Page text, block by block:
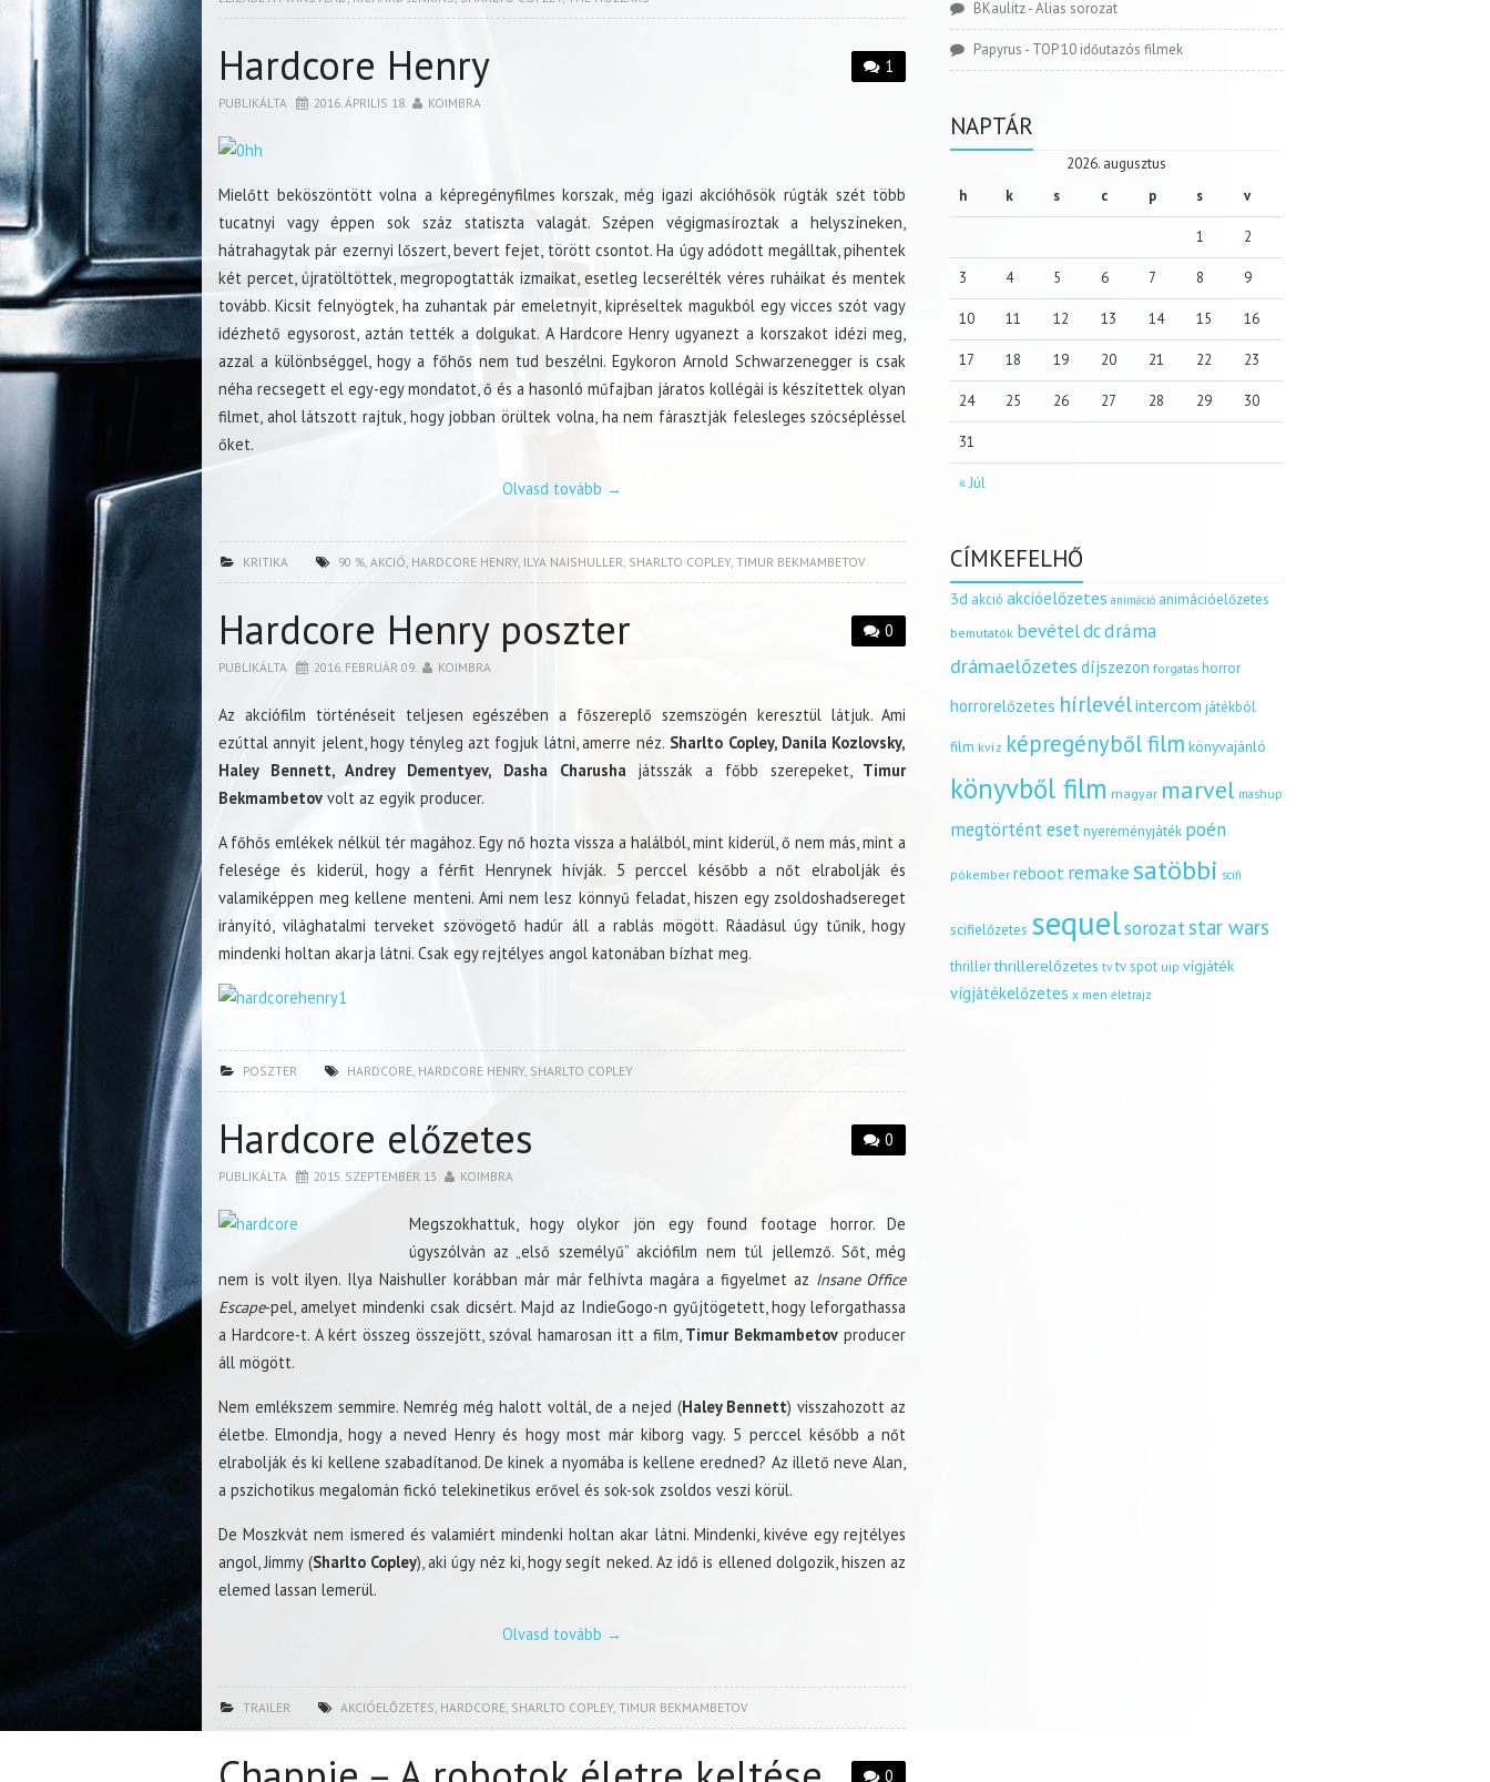
1
Hardcore Henry
PUBLIKÁLTA 2016. ÁPRILIS 18. KOIMBRA
Mielőtt beköszöntött volna a képregényfilmes korszak, még igazi akcióhősök rúgták szét több
tucatnyi vagy éppen sok száz statiszta valagát. Szépen végigmasíroztak a helyszíneken,
hátrahagytak pár ezernyi lőszert, bevert fejet, törött csontot. Ha úgy adódott megálltak, pihentek
két percet, újratöltöttek, megropogtatták izmaikat, esetleg lecserélték véres ruháikat és mentek
tovább. Kicsit felnyögtek, ha zuhantak pár emeletnyit, kipréseltek magukból egy vicces szót vagy
idézhető egysorost, aztán tették a dolgukat. A Hardcore Henry ugyanezt a korszakot idézi meg,
azzal a különbséggel, hogy a főhős nem tud beszélni. Egykoron Arnold Schwarzenegger is csak
néha recsegett el egy-egy mondatot, ő és a hasonló műfajban járatos kollégái is készítettek olyan
filmet, ahol látszott rajtuk, hogy jobban örültek volna, ha nem fárasztják felesleges szócsépléssel
őket.
Olvasd tovább →
KRITIKA 90 %, AKCIÓ, HARDCORE HENRY, ILYA NAISHULLER, SHARLTO COPLEY, TIMUR BEKMAMBETOV
0
Hardcore Henry poszter
PUBLIKÁLTA 2016. FEBRUÁR 09. KOIMBRA
Az akciófilm történéseit teljesen egészében a főszereplő szemszögén keresztül látjuk. Ami
ezúttal annyit jelent, hogy tényleg azt fogjuk látni, amerre néz. Sharlto Copley, Danila Kozlovsky,
Haley Bennett, Andrey Dementyev, Dasha Charushajátsszák a főbb szerepeket, Timur
Bekmambetov volt az egyik producer.
A főhős emlékek nélkül tér magához. Egy nő hozta vissza a halálból, mint kiderül, ő nem más, mint a
felesége és kiderül, hogy a férfit Henrynek hívják. 5 perccel később a nőt elrabolják és
valamiképpen meg kellene menteni. Ami nem lesz könnyű feladat, hiszen egy zsoldoshadsereget
irányító, világhatalmi terveket szövögető hadúr áll a rablás mögött. Ráadásul úgy tűnik, hogy
mindenki holtan akarja látni. Csak egy rejtélyes angol katonában bízhat meg.
POSZTER HARDCORE, HARDCORE HENRY, SHARLTO COPLEY
0
Hardcore előzetes
PUBLIKÁLTA 2015. SZEPTEMBER 13. KOIMBRA
Megszokhattuk, hogy olykor jön egy found footage horror. De
úgyszólván az „első személyű” akciófilm nem túl jellemző. Sőt, még
nem is volt ilyen. Ilya Naishuller korábban már már felhívta magára a figyelmet az Insane Office
Escape-pel, amelyet mindenki csak dicsért. Majd az IndieGogo-n gyűjtögetett, hogy leforgathassa
a Hardcore-t. A kért összeg összejött, szóval hamarosan itt a film,Timur Bekmambetov producer
áll mögött.
Nem emlékszem semmire. Nemrég még halott voltál, de a nejed (Haley Bennett) visszahozott az
életbe. Elmondja, hogy a neved Henry és hogy most már kiborg vagy. 5 perccel később a nőt
elrabolják és ki kellene szabadítanod. De kinek a nyomába is kellene eredned? Az illető neve Alan,
a pszichotikus megalomán fickó telekinetikus erővel és sok-sok zsoldos veszi körül.
De Moszkvát nem ismered és valamiért mindenki holtan akar látni. Mindenki, kivéve egy rejtélyes
angol, Jimmy (Sharlto Copley), aki úgy néz ki, hogy segít neked. Az idő is ellened dolgozik, hiszen az
elemed lassan lemerül.
Olvasd tovább →
TRAILER AKCIÓELŐZETES, HARDCORE, SHARLTO COPLEY, TIMUR BEKMAMBETOV
0
BKaulitz-Alias sorozat
Papyrus - TOP 10 időutazós filmek
NAPTÁR
2026. augusztus
h
k s c p s v
« Júl
1 2
3 4 5 6 7 8 9
10 11 12 13 14 15 16
17 18 19 20 21 22 23
24 25 26 27 28 29 30
31
CÍMKEFELHŐ
3d akció akcióelőzetes animáció animációelőzetes
bemutatók bevételdcdráma
drámaelőzetes díjszezon forgatás horror
horrorelőzetes hírlevélintercom játékból
film kvíz képregényből film könyvajánló
könyvből film magyar marvel mashup
megtörtént esetnyereményjáték poén
pókember reboot remakesatöbbi scifi
scifielőzetes sequelsorozatstar wars
thrillerthrillerelőzetes tv tv spot uip vígjáték
vígjátékelőzetes x men életrajz